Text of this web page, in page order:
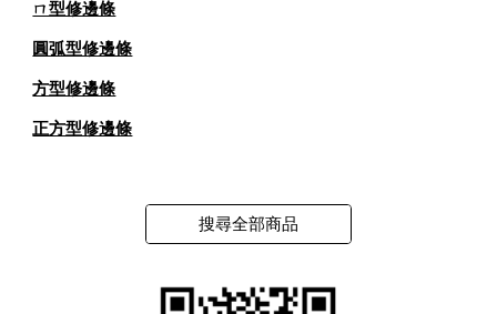
ㄇ型修邊條
圓弧型修邊條
方型修邊條
正方型修邊條
搜尋全部商品